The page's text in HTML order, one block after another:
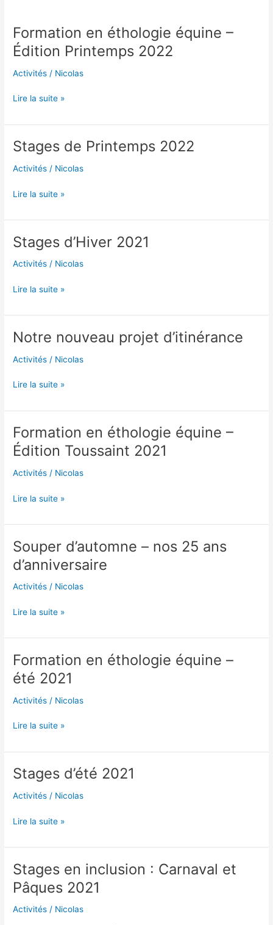
Formation en éthologie équine –
Édition Printemps 2022
Activités / Nicolas
Formation
en
éthologie
équine
Édition
2022
Lire la suite »
Stages de Printemps 2022
Activités / Nicolas
Stages
Printemps
Lire la suite »
Stages d’Hiver 2021
Activités / Nicolas
Stages
d’Hiver
2021
Lire la suite »
Notre nouveau projet d’itinérance
Activités / Nicolas
Notre
projet
Lire la suite »
Formation en éthologie équine –
Édition Toussaint 2021
Activités / Nicolas
Formation
en
éthologie
équine
Édition
2021
Lire la suite »
Souper d’automne – nos 25 ans
d’anniversaire
Activités / Nicolas
Souper
d’automne
–
nos
ans
Lire la suite »
Formation en éthologie équine –
été 2021
Activités / Nicolas
Formation
en
éthologie
équine
été
Lire la suite »
Stages d’été 2021
Activités / Nicolas
Stages
2021
Lire la suite »
Stages en inclusion : Carnaval et
Pâques 2021
Activités / Nicolas
Stages
en
inclusion
: